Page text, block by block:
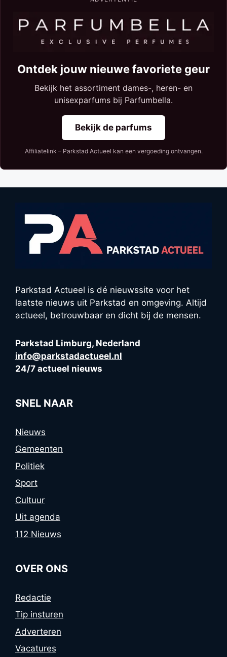
Ontdek jouw nieuwe favoriete geur
Bekijk het assortiment dames-, heren- en
unisexparfums bij Parfumbella.
Bekijk de parfums
Affiliatelink – Parkstad Actueel kan een vergoeding ontvangen.
Parkstad Actueel is dé nieuwssite voor het
laatste nieuws uit Parkstad en omgeving. Altijd
actueel, betrouwbaar en dicht bij de mensen.
Parkstad Limburg, Nederland
info@parkstadactueel.nl
24/7 actueel nieuws
SNEL NAAR
Nieuws
Gemeenten
Politiek
Sport
Cultuur
Uit agenda
112 Nieuws
OVER ONS
Redactie
Tip insturen
Adverteren
Vacatures